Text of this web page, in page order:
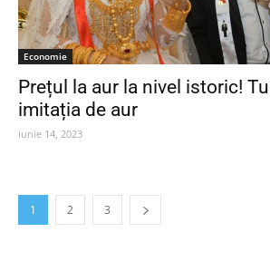
Economie
Prețul la aur la nivel istoric!
imitația de aur
iunie 14, 2023
1 2 3